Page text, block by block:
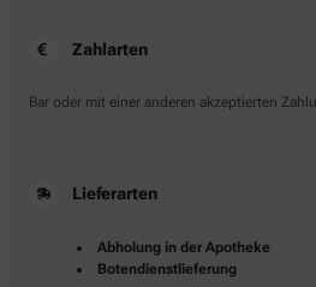
Zahlarten
Bar oder mit einer anderen akzeptierten
Lieferarten
Abholung in der Apotheke
Botendienstlieferung